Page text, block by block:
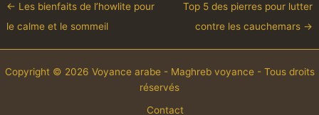
← Les bienfaits de l’howlite pour
le calme et le sommeil
Top 5 des pierres pour lutter
contre les cauchemars →
Copyright © 2026 Voyance arabe - Maghreb voyance - Tous droits
réservés
Contact